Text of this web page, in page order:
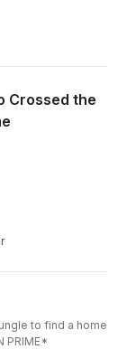
Crossed the
to find a home
PRIME*